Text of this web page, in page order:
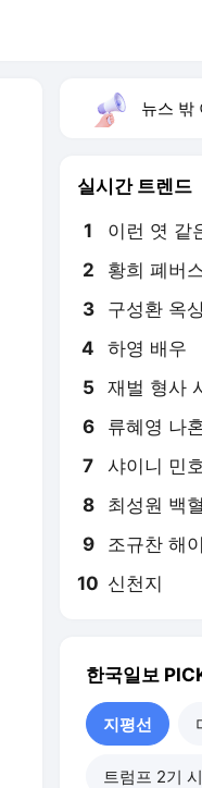
뉴스 밖
실시간 트렌드
1 이런 엿 같
2 황희 폐버
3 구성환 옥
4 하영 배우
5 재벌 형사
6 류혜영 나
7 샤이니 민
8 최성원 백
9 조규찬 해
10 신천지
한국일보
지평선
트럼프 2기